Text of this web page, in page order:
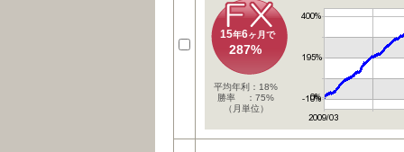
15年6ヶ月で
287%
平均年利：18%
勝率 ：75%
（月単位）